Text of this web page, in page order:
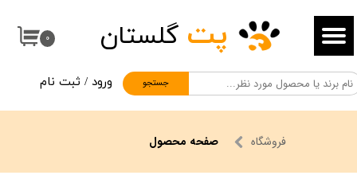
۰
جستجو
پت گلستان
ورود / ثبت نام
حساب کاربری من
تغییر گذر واژه
سفارشات
خروج از حساب کاربری
فروشگاه صفحه محصول